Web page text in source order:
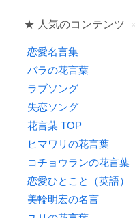
k
★ 人気のコンテンツ
恋愛名言集
バラの花言葉
ラブソング
失恋ソング
花言葉 TOP
ヒマワリの花言葉
コチョウランの花言葉
恋愛ひとこと（英語）
美輪明宏の名言